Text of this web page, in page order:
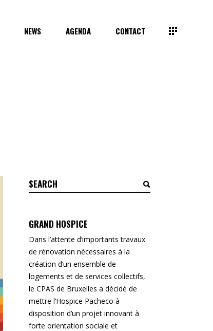
NEWS AGENDA CONTACT
Search
for:
GRAND HOSPICE
Dans l’attente d’importants travaux
de rénovation nécessaires à la
création d’un ensemble de
logements et de services collectifs,
le CPAS de Bruxelles a décidé de
mettre l’Hospice Pacheco à
disposition d’un projet innovant à
forte orientation sociale et